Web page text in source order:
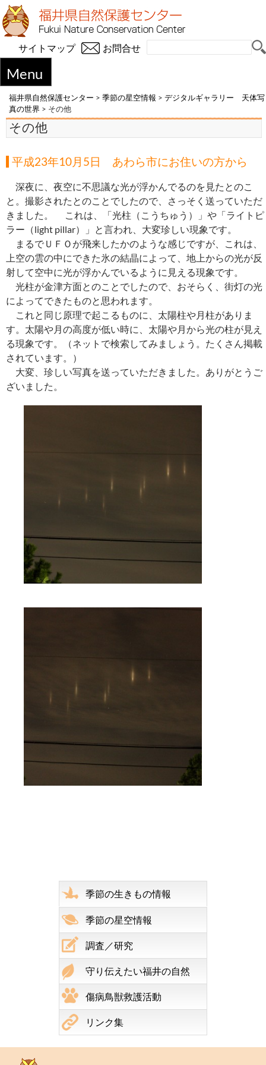
お問合せ
サイトマップ
Menu
福井県自然保護センター > 季節の星空情報 > デジタルギャラリー 天体写
真の世界 > その他
その他
平成23年10月5日 あわら市にお住いの方から
深夜に、夜空に不思議な光が浮かんでるのを見たとのこ
と。撮影されたとのことでしたので、さっそく送っていただ
きました。 これは、「光柱（こうちゅう）」や「ライトピ
ラー（light pillar）」と言われ、大変珍しい現象です。
まるでＵＦＯが飛来したかのような感じですが、これは、
上空の雲の中にできた氷の結晶によって、地上からの光が反
射して空中に光が浮かんでいるように見える現象です。
光柱が金津方面とのことでしたので、おそらく、街灯の光
によってできたものと思われます。
これと同じ原理で起こるものに、太陽柱や月柱がありま
す。太陽や月の高度が低い時に、太陽や月から光の柱が見え
る現象です。（ネットで検索してみましょう。たくさん掲載
されています。）
大変、珍しい写真を送っていただきました。ありがとうご
ざいました。
季節の生きもの情報
季節の星空情報
調査／研究
守り伝えたい福井の自然
傷病鳥獣救護活動
リンク集